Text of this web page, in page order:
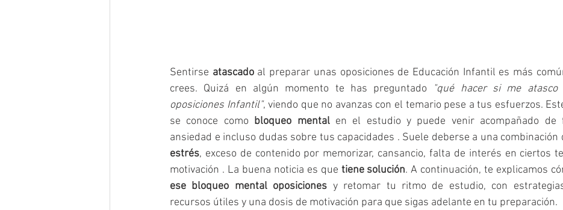
Sentirse atascado al preparar unas oposiciones de Educación Infantil es más
crees. Quizá en algún momento te has preguntado
"qué hacer si me atasco
oposiciones Infantil", viendo que no avanzas con el temario pese a tus esfuerzos.
se conoce como bloqueo mental en el estudio y puede venir acompañado de
estrés, exceso de contenido por memorizar, cansancio, falta de interés en ciertos
motivación​ . La buena noticia es que tiene solución. A continuación, te explicamos
ese bloqueo mental oposiciones y retomar tu ritmo de estudio, con
recursos útiles y una dosis de motivación para que sigas adelante en tu preparación.